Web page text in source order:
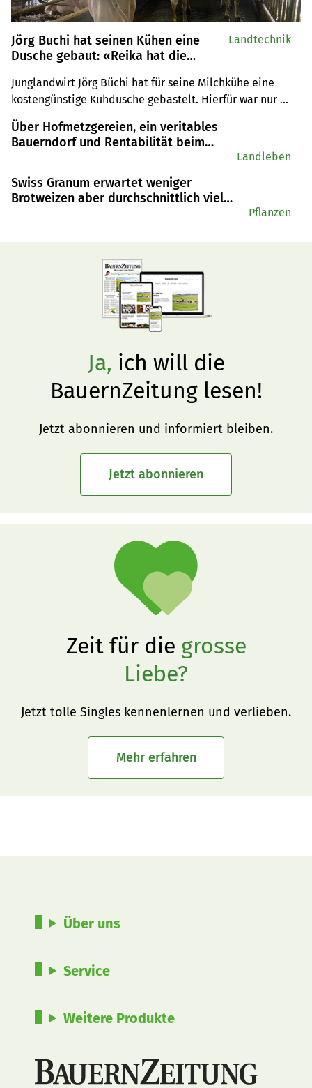
Jörg Buchi hat seinen Kühen eine
Dusche gebaut: «Reika hat die
Junglandwirt Jörg Büchi hat für seine Milchkühe eine
kostengünstige Kuhdusche gebastelt. Hierfür war nur
notwendig. In einem Video beschreibt er Schritt für
Schritt, wie er diese gebaut hat.
Landtechnik
Über Hofmetzgereien, ein veritables
Bauerndorf und Rentabilität beim
Landleben
Swiss Granum erwartet weniger
Brotweizen aber durchschnittlich viel
Pflanzen
Ja, ich will die
BauernZeitung lesen!
Jetzt abonnieren und informiert bleiben.
Jetzt abonnieren
Zeit für die grosse
Liebe?
Jetzt tolle Singles kennenlernen und verlieben.
Mehr erfahren
Über uns
Service
Weitere Produkte